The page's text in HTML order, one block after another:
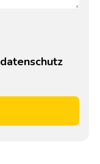
datenschutz